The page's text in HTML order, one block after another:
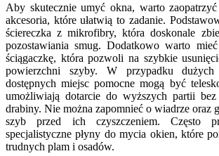
Aby skutecznie umyć okna, warto
akcesoria, które ułatwią to zadanie.
ściereczka z mikrofibry, która doskonale
pozostawiania smug. Dodatkowo warto
ściągaczkę, która pozwoli na szybkie
powierzchni szyby. W przypadku
dostępnych miejsc pomocne mogą być
umożliwiają dotarcie do wyższych partii
drabiny. Nie można zapomnieć o wiadrze oraz
szyb przed ich czyszczeniem. Często
specjalistyczne płyny do mycia okien, które
trudnych plam i osadów.